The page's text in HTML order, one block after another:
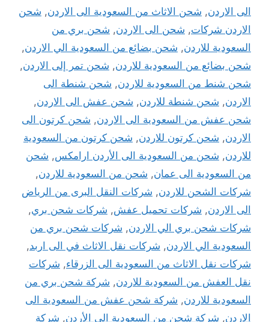
الى الاردن, شحن الاثاث من السعودية الى الاردن, شحن
الاردن شركات, شحن الى الاردن, شحن بري من
السعودية للاردن, شحن بضائع من السعودية الي الاردن,
شحن بضائع من السعودية للاردن, شحن تمر إلى الاردن,
شحن شنط من السعودية للاردن, شحن شنطة الى
الاردن, شحن شنطة للاردن, شحن عفش الى الاردن,
شحن عفش من السعودية الى الاردن, شحن كرتون الى
الاردن, شحن كرتون للاردن, شحن كرتون من السعودية
للاردن, شحن من السعودية الى الأردن ارامكس, شحن
من السعودية الى عمان, شحن من السعودية للاردن,
شركات الشحن للاردن, شركات النقل البرى من الرياض
الى الاردن, شركات تحميل عفش, شركات شحن بري,
شركات شحن بري الي الاردن, شركات شحن بري من
السعودية الي الاردن, شركات نقل الاثاث في الى اربد,
شركات نقل الاثاث من السعودية الى الزرقاء, شركات
نقل العفش من السعودية للاردن, شركة شحن بري من
السعودية للاردن, شركة شحن عفش من السعودية الى
الاردن, شركة شحن من السعودية الي الأردن, شركة